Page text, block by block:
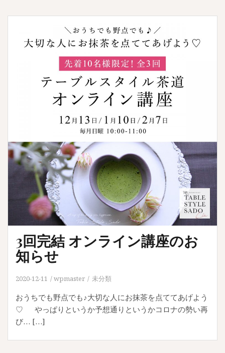
3回完結 オンライン講座のお
知らせ
2020-12-11 wpmaster 未分類
おうちでも野点でも♪大切な人にお抹茶を点ててあげよう
♡ やっぱりというか予想通りというかコロナの勢い再
び… […]